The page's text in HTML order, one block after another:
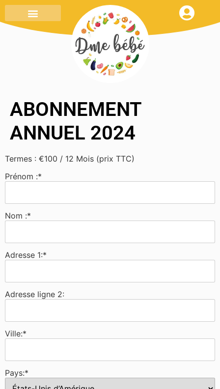
ABONNEMENT
ANNUEL 2024
Termes : €100 / 12 Mois (prix TTC)
Prénom :*
Nom :*
Adresse 1:*
Adresse ligne 2:
Ville:*
Pays:*